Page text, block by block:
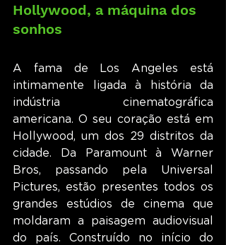
Hollywood, a máquina dos
sonhos
A fama de Los Angeles está
intimamente ligada à história da
indústria cinematográfica
americana. O seu coração está em
Hollywood, um dos 29 distritos da
cidade. Da Paramount à Warner
Bros, passando pela Universal
Pictures, estão presentes todos os
grandes estúdios de cinema que
moldaram a paisagem audiovisual
do país. Construído no início do